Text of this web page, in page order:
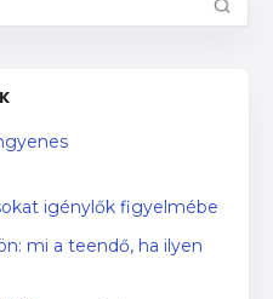
igénylők figyelmébe
mi a teendő, ha ilyen